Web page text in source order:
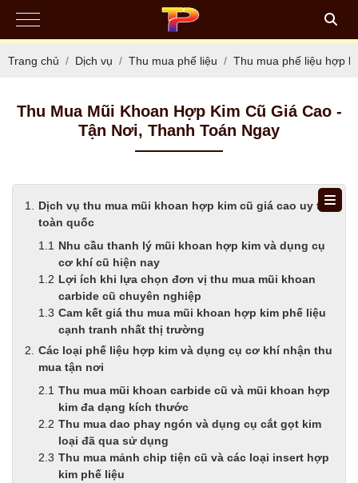
Trang chủ Dịch vụ Thu mua phế liệu Thu mua phế liệu hợp
Thu Mua Mũi Khoan Hợp Kim Cũ Giá Cao -
Tận Nơi, Thanh Toán Ngay
Dịch vụ thu mua mũi khoan hợp kim cũ giá cao uy tín
toàn quốc
Nhu cầu thanh lý mũi khoan hợp kim và dụng cụ
cơ khí cũ hiện nay
Lợi ích khi lựa chọn đơn vị thu mua mũi khoan
carbide cũ chuyên nghiệp
Cam kết giá thu mua mũi khoan hợp kim phế liệu
cạnh tranh nhất thị trường
Các loại phế liệu hợp kim và dụng cụ cơ khí nhận thu
mua tận nơi
Thu mua mũi khoan carbide cũ và mũi khoan hợp
kim đa dạng kích thước
Thu mua dao phay ngón và dụng cụ cắt gọt kim
loại đã qua sử dụng
Thu mua mảnh chip tiện cũ và các loại insert hợp
kim phế liệu